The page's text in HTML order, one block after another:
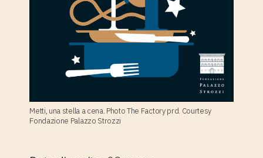
Metti, una stella a cena. Photo The Factory prd. Courtesy
Fondazione Palazzo Strozzi